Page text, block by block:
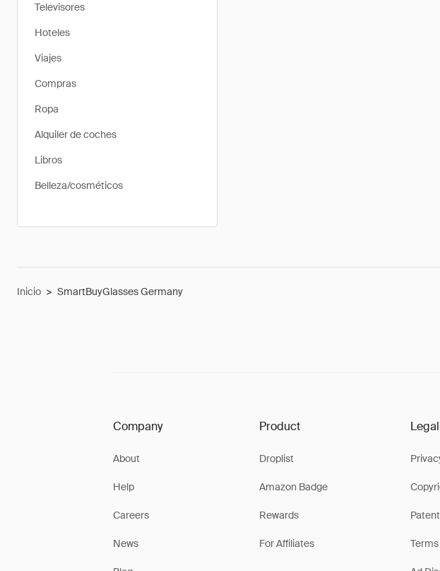
Televisores
Hoteles
Viajes
Compras
Ropa
Alquiler de coches
Libros
Belleza/cosméticos
Inicio > SmartBuyGlasses Germany
Company
About
Help
Careers
News
Product
Droplist
Amazon Badge
Rewards
For Affiliates
Legal
Terms